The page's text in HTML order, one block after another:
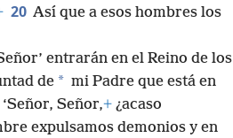
20 Así que a esos hombres los
entrarán en el Reino de los
de * mi Padre que está en
Señor,+ ¿acaso
expulsamos demonios y en